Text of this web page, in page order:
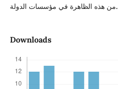
من هذه الظاهرة في مؤسسات الدولة.
Downloads